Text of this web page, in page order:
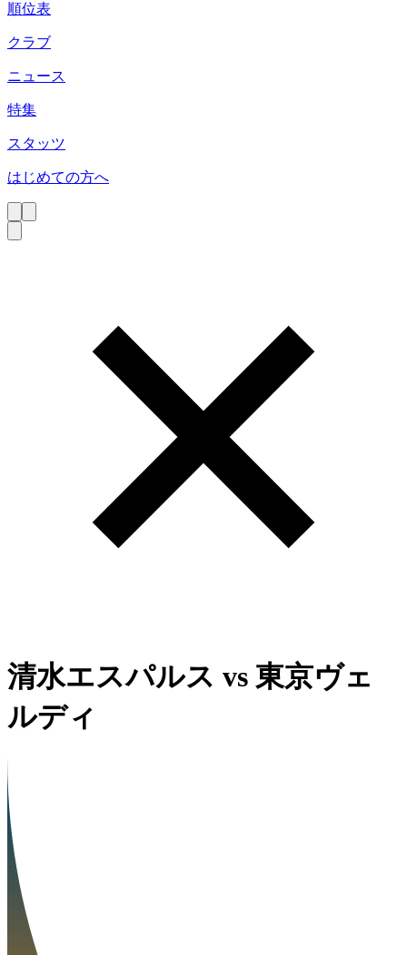
順位表
クラブ
ニュース
特集
スタッツ
はじめての方へ
清水エスパルス vs 東京ヴェ
ルディ